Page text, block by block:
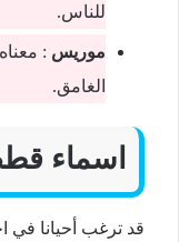
للناس.
موريس :
الغامق.
اسماء
قد ترغب أحيانا في